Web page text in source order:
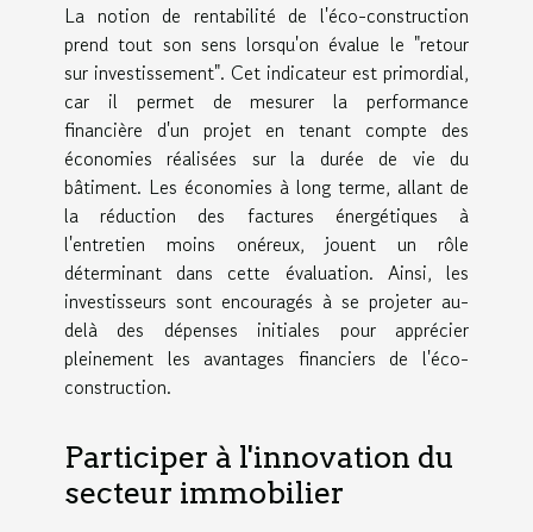
La notion de rentabilité de l'éco-construction
prend tout son sens lorsqu'on évalue le "retour
sur investissement". Cet indicateur est primordial,
car il permet de mesurer la performance
financière d'un projet en tenant compte des
économies réalisées sur la durée de vie du
bâtiment. Les économies à long terme, allant de
la réduction des factures énergétiques à
l'entretien moins onéreux, jouent un rôle
déterminant dans cette évaluation. Ainsi, les
investisseurs sont encouragés à se projeter au-
delà des dépenses initiales pour apprécier
pleinement les avantages financiers de l'éco-
construction.
Participer à l'innovation du
secteur immobilier